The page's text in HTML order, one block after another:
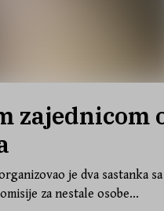
zajednicom
je dva sastanka sa
za nestale osobe...